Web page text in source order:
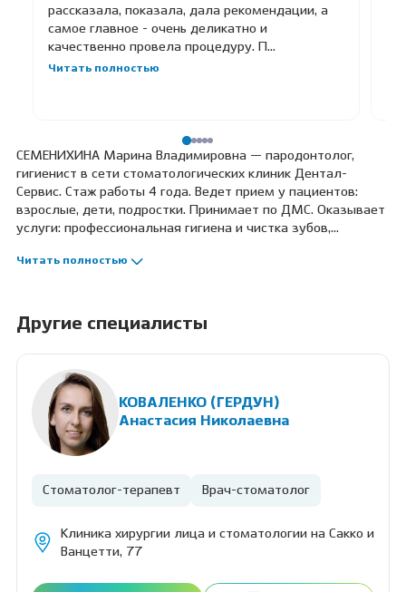
рассказала, показала, дала рекомендации, а
самое главное - очень деликатно и
качественно провела процедуру. П...
Читать полностью
СЕМЕНИХИНА Марина Владимировна — пародонтолог,
гигиенист в сети стоматологических клиник Дентал-
Сервис. Стаж работы 4 года. Ведет прием у пациентов:
взрослые, дети, подростки. Принимает по ДМС. Оказывает
услуги: профессиональная гигиена и чистка зубов,
навыки: прием по протоколу GBT, проведение
диагностике, лечение десен без хирургического
вмешательства, сложное пародонтологическое лечение.
Читать полностью
Другие специалисты
КОВАЛЕНКО (ГЕРДУН)
Анастасия Николаевна
Стоматолог-терапевт Врач-стоматолог
Клиника хирургии лица и стоматологии на Сакко и
Ванцетти, 77